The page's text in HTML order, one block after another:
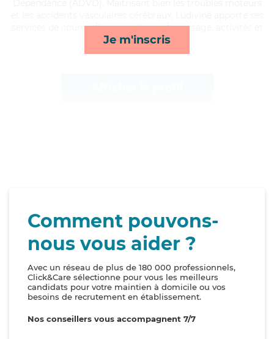
Je m'inscris
services de courses/livraison, lessive/repassage, activités et
transports*
Comment pouvons-
nous vous aider ?
Avec un réseau de plus de 180 000 professionnels,
Click&Care sélectionne pour vous les meilleurs
candidats pour votre maintien à domicile ou vos
besoins de recrutement en établissement.
Nos conseillers vous accompagnent 7/7